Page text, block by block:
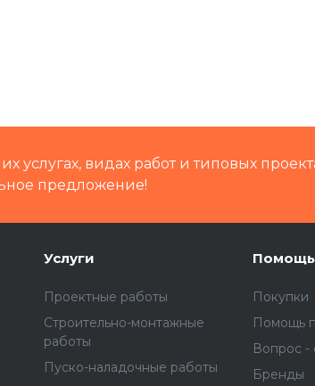
услугах, видах работ и типовых
предложение!
Услуги
Проектные работы
Строительно-монтажные
работы
Пуско-наладочные работы
Помощь
Покупки
Помощь
Вопрос -
Бренды